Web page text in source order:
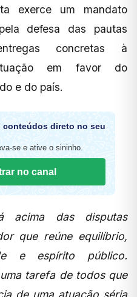
exerce um mandato
defesa das pautas
concretas à
em favor do
e do país.
conteúdos direto no seu
se e ative o sininho.
no canal
acima das disputas
que reúne equilíbrio,
e espírito público.
tarefa de todos que
de uma atuação séria